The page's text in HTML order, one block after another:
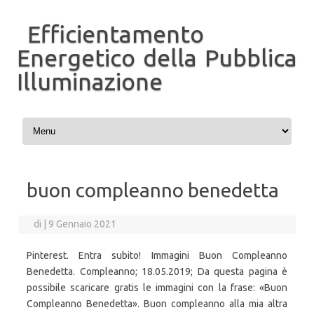
Efficientamento
Energetico della Pubblica
Illuminazione
Vai al contenuto
buon compleanno benedetta
di 9 Gennaio 2021
Pinterest. Entra subito! Immagini Buon Compleanno
Benedetta. Compleanno; 18.05.2019; Da questa pagina è
possibile scaricare gratis le immagini con la frase: «Buon
Compleanno Benedetta». Buon compleanno alla mia altra